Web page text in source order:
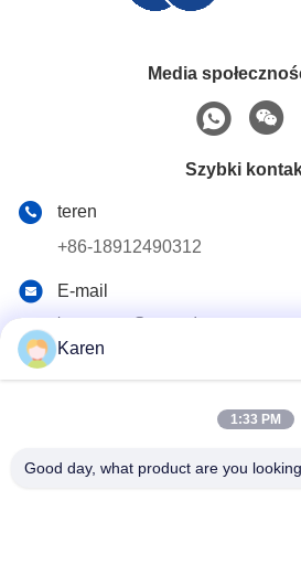
Media
Szybki
teren
+86-18912490312
E-mail
karenyang@wxszzd.com
Gospodarczego i Technologii, Wuxi
Polityka prywatności |
Karen
1:33 PM
Good day, what product are you